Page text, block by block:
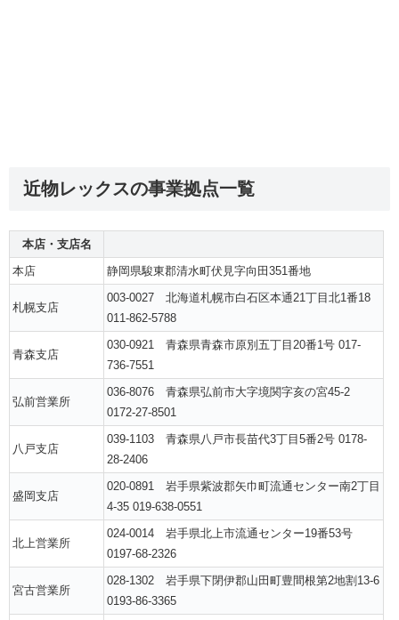
近物レックスの事業拠点一覧
本店・支店名
本店
静岡県駿東郡清水町伏見字向田351番地
札幌支店
003-0027 北海道札幌市白石区本通21丁目北1番18
011-862-5788
青森支店
030-0921 青森県青森市原別五丁目20番1号 017-
736-7551
弘前営業所
036-8076 青森県弘前市大字境関字亥の宮45-2
0172-27-8501
八戸支店
039-1103 青森県八戸市長苗代3丁目5番2号 0178-
28-2406
盛岡支店
020-0891 岩手県紫波郡矢巾町流通センター南2丁目
4-35 019-638-0551
北上営業所
024-0014 岩手県北上市流通センター19番53号
0197-68-2326
宮古営業所
028-1302 岩手県下閉伊郡山田町豊間根第2地割13-6
0193-86-3365